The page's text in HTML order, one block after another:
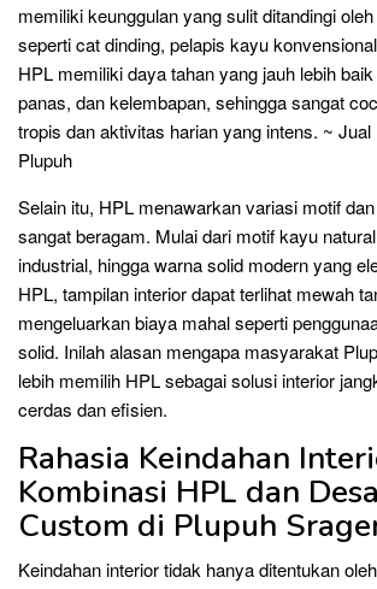
memiliki keunggulan yang sulit ditandingi
seperti cat dinding, pelapis kayu
HPL memiliki daya tahan yang jauh lebih
panas, dan kelembapan, sehingga sangat
tropis dan aktivitas harian yang intens. ~
Plupuh
Selain itu, HPL menawarkan variasi motif
sangat beragam. Mulai dari motif kayu
industrial, hingga warna solid modern yang
HPL, tampilan interior dapat terlihat mewah
mengeluarkan biaya mahal seperti
solid. Inilah alasan mengapa masyarakat
lebih memilih HPL sebagai solusi interior
cerdas dan efisien.
Rahasia Keindahan
Kombinasi HPL dan
Custom di Plupuh
Keindahan interior tidak hanya ditentukan